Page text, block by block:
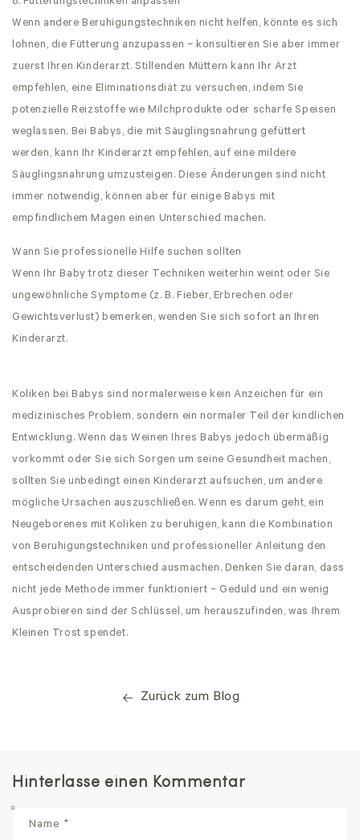
Wenn andere Beruhigungstechniken nicht helfen, könnte es sich
lohnen, die Fütterung anzupassen – konsultieren Sie aber immer
zuerst Ihren Kinderarzt. Stillenden Müttern kann Ihr Arzt
empfehlen, eine Eliminationsdiät zu versuchen, indem Sie
potenzielle Reizstoffe wie Milchprodukte oder scharfe Speisen
weglassen. Bei Babys, die mit Säuglingsnahrung gefüttert
werden, kann Ihr Kinderarzt empfehlen, auf eine mildere
Säuglingsnahrung umzusteigen. Diese Änderungen sind nicht
immer notwendig, können aber für einige Babys mit
empfindlichem Magen einen Unterschied machen.
Wann Sie professionelle Hilfe suchen sollten
Wenn Ihr Baby trotz dieser Techniken weiterhin weint oder Sie
ungewöhnliche Symptome (z. B. Fieber, Erbrechen oder
Gewichtsverlust) bemerken, wenden Sie sich sofort an Ihren
Kinderarzt.
Koliken bei Babys sind normalerweise kein Anzeichen für ein
medizinisches Problem, sondern ein normaler Teil der kindlichen
Entwicklung. Wenn das Weinen Ihres Babys jedoch übermäßig
vorkommt oder Sie sich Sorgen um seine Gesundheit machen,
sollten Sie unbedingt einen Kinderarzt aufsuchen, um andere
mögliche Ursachen auszuschließen. Wenn es darum geht, ein
Neugeborenes mit Koliken zu beruhigen, kann die Kombination
von Beruhigungstechniken und professioneller Anleitung den
entscheidenden Unterschied ausmachen. Denken Sie daran, dass
nicht jede Methode immer funktioniert – Geduld und ein wenig
Ausprobieren sind der Schlüssel, um herauszufinden, was Ihrem
Kleinen Trost spendet.
Zurück zum Blog
Hinterlasse einen Kommentar
Name *